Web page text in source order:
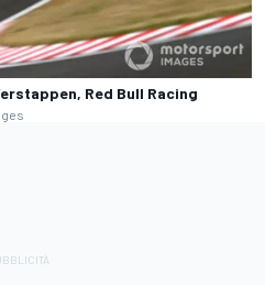
Red Bull Racing